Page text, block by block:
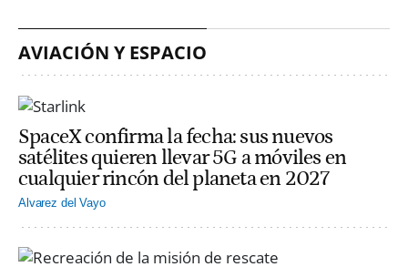
AVIACIÓN Y ESPACIO
SpaceX confirma la fecha: sus nuevos
satélites quieren llevar 5G a móviles en
cualquier rincón del planeta en 2027
Alvarez del Vayo